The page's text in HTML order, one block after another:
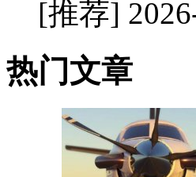
[推荐]
热门文章